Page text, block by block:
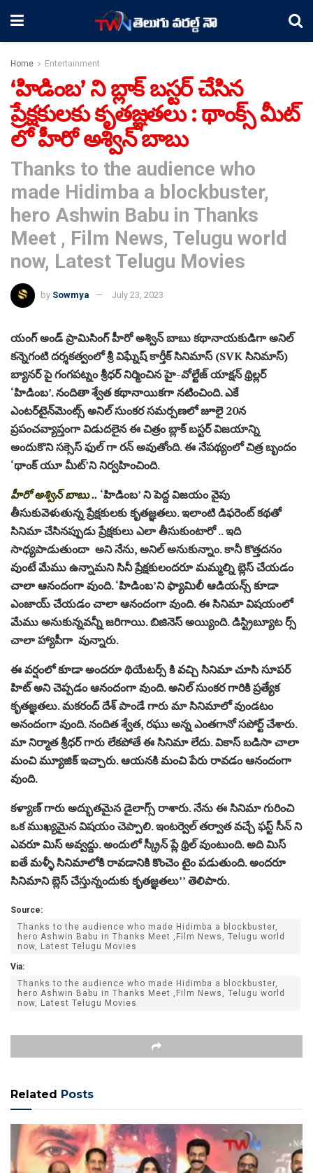
Home Entertainment
‘హిడింబ’ ని బ్లాక్ బస్టర్ చేసిన
ప్రేక్షకులకు కృతజ్ఞతలు : థాంక్స్ మీట్
లో హీరో అశ్విన్ బాబు
Thanks to the audience who
made Hidimba a blockbuster,
hero Ashwin Babu in Thanks
Meet , Film News, Telugu world
now, Latest Telugu Movies
by Sowmya July 23, 2023
యంగ్ అండ్ ప్రామిసింగ్ హీరో అశ్విన్ బాబు కథానాయకుడిగా అనిల్
కన్నెగంటి దర్శకత్వంలో శ్రీ విఘ్నేష్ కార్తీక్ సినిమాస్ (SVK సినిమాస్)
బ్యానర్‌ పై గంగపట్నం శ్రీధర్ నిర్మించిన హై-వోల్టేజ్ యాక్షన్ థ్రిల్లర్
‘హిడింబ’. నందితా శ్వేత కథానాయికగా నటించింది. ఎకే
ఎంటర్‌టైన్‌మెంట్స్ అనిల్ సుంకర సమర్పణలో జూలై 20న
ప్రపంచవ్యాప్తంగా విడుదలైన ఈ చిత్రం బ్లాక్ బస్టర్ విజయాన్ని
అందుకొని సక్సెస్ ఫుల్ గా రన్ అవుతోంది. ఈ నేపథ్యంలో చిత్ర బృందం
‘థాంక్ యూ మీట్’ని నిర్వహించింది.
హీరో అశ్విన్ బాబు .. ‘హిడింబ’ ని పెద్ద విజయం వైపు
తీసుకువెళుతున్న ప్రేక్షకులకు కృతజ్ఞతలు. ఇలాంటి డిఫరెంట్ కథతో
సినిమా చేసినప్పుడు ప్రేక్షకులు ఎలా తీసుకుంటారో .. ఇది
సాధ్యపాడుతుందా అని నేను, అనిల్ అనుకున్నాం. కానీ కొత్తదనం
వుంటే మేము ఉన్నామని సినీ ప్రేక్షకులందరూ మమ్మల్ని బ్లెస్ చేయడం
చాలా ఆనందంగా వుంది. ‘హిడింబ’ని ఫ్యామిలీ ఆడియన్స్ కూడా
ఎంజాయ్ చేయడం చాలా ఆనందంగా వుంది. ఈ సినిమా విషయంలో
మేము అనుకున్నవన్నీ జరిగాయి. బిజినెస్ అయ్యింది. డిస్ట్రిబ్యూట ర్స్
చాలా హ్యాపీగా వున్నారు.
ఈ వర్షంలో కూడా అందరూ థియేటర్స్ కి వచ్చి సినిమా చూసి సూపర్
హిట్ అని చెప్పడం ఆనందంగా వుంది. అనిల్ సుంకర గారికి ప్రత్యేక
కృతజ్ఞతలు. మకరంద్ దేశ్ పాండే గారు మా సినిమాలో వుండటం
అనందంగా వుంది. నందిత శ్వేత, రఘు అన్న ఎంతగానో సపోర్ట్ చేశారు.
మా నిర్మాత శ్రీధర్ గారు లేకపోతే ఈ సినిమా లేదు. వికాస్ బడిసా చాలా
మంచి మ్యూజిక్ ఇచ్చారు. ఆయనకి మంచి పేరు రావడం ఆనందంగా
వుంది.
కళ్యాణ్ గారు అద్భుతమైన డైలాగ్స్ రాశారు. నేను ఈ సినిమా గురించి
ఒక ముఖ్యమైన విషయం చెప్పాలి. ఇంటర్వెల్ తర్వాత వచ్చే ఫస్ట్ సీన్ ని
ఎవరూ మిస్ అవ్వద్దు. అందులో స్క్రీన్ ప్లే థ్రిల్ వుంటుంది. అది మిస్
ఐతే మళ్ళీ సినిమాలోకి రావడానికి కొంచెం టైం పడుతుంది. అందరూ
సినిమాని బ్లెస్ చేస్తున్నందుకు కృతజ్ఞతలు’’ తెలిపారు.
Source:
Thanks to the audience who made Hidimba a blockbuster,
hero Ashwin Babu in Thanks Meet ,Film News, Telugu world
now, Latest Telugu Movies
Via:
Thanks to the audience who made Hidimba a blockbuster,
hero Ashwin Babu in Thanks Meet ,Film News, Telugu world
now, Latest Telugu Movies
Related Posts